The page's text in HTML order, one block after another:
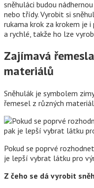
sněhuláci budou
nebo třídy. Vyrobit si
rukama krok za krokem je
a rychlé, takže ho lze
Zajímavá
materiálů
Sněhulák je symbolem
řemesel z různých
Pokud se poprvé
je lepší vybrat látku pro
Z čeho se dá vyrobit